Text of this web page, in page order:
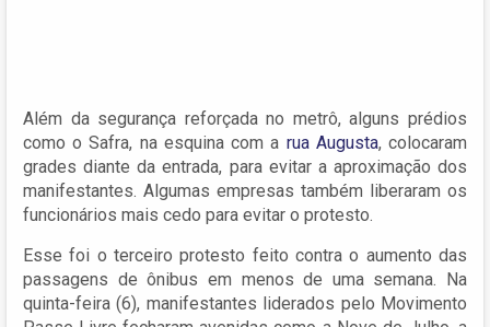
Além da segurança reforçada no metrô, alguns prédios
como o Safra, na esquina com a rua Augusta, colocaram
grades diante da entrada, para evitar a aproximação dos
manifestantes. Algumas empresas também liberaram os
funcionários mais cedo para evitar o protesto.
Esse foi o terceiro protesto feito contra o aumento das
passagens de ônibus em menos de uma semana. Na
quinta-feira (6), manifestantes liderados pelo Movimento